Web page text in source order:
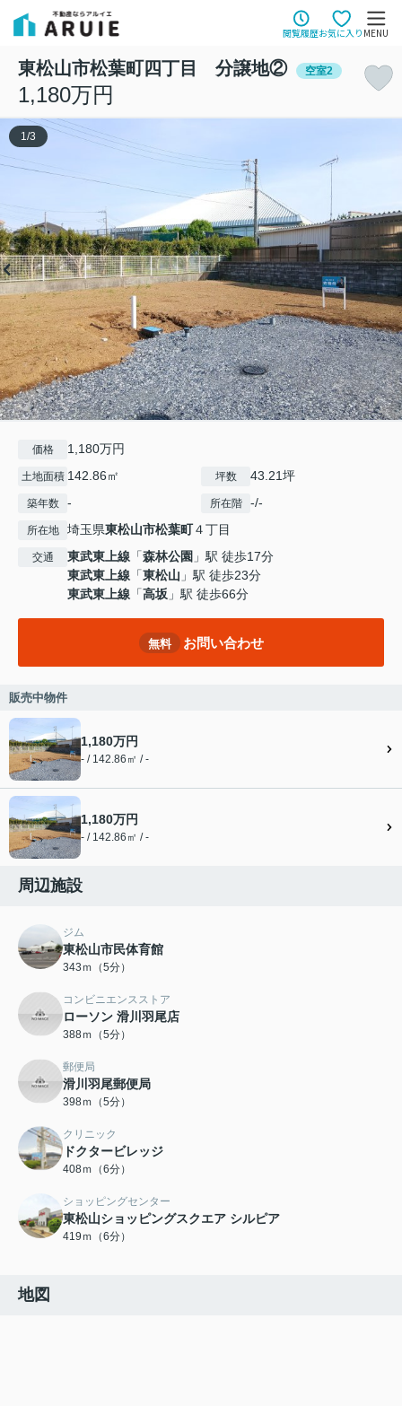
閲覧履歴お気に入り MENU
東松山市松葉町四丁目 分譲地② 空室2
1,180万円
1/3
価格 1,180万円
土地面積 142.86㎡ 坪数 43.21坪
築年数 - 所在階 -/-
所在地 埼玉県東松山市松葉町４丁目
交通 東武東上線 「森林公園 」駅 徒歩17分
東武東上線 「東松山 」駅 徒歩23分
東武東上線 「高坂 」駅 徒歩66分
無料 お問い合わせ
販売中物件
1,180万円
- / 142.86㎡ / -
1,180万円
- / 142.86㎡ / -
周辺施設
ジム
東松山市民体育館
343ｍ（5分）
コンビニエンスストア
ローソン 滑川羽尾店
388ｍ（5分）
郵便局
滑川羽尾郵便局
398ｍ（5分）
クリニック
ドクタービレッジ
408ｍ（6分）
ショッピングセンター
東松山ショッピングスクエア シルピア
419ｍ（6分）
地図